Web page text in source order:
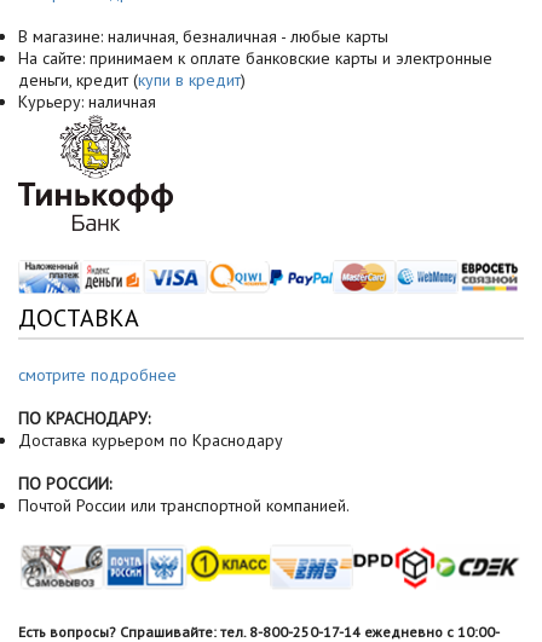
В магазине: наличная, безналичная - любые карты
На сайте: принимаем к оплате банковские карты и электронные
деньги, кредит (купи в кредит)
Курьеру: наличная
ДОСТАВКА
смотрите подробнее
ПО КРАСНОДАРУ:
Доставка курьером по Краснодару
ПО РОССИИ:
Почтой России или транспортной компанией.
Есть вопросы? Спрашивайте: тел. 8-800-250-17-14 ежедневно с 10:00-